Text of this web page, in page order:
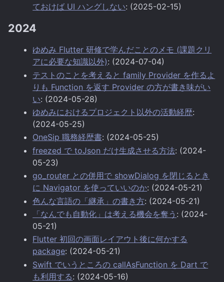
ておけば UI ハングしない: (2025-02-15)
2024
ゆめみ Flutter 研修で学んだことのメモ (課題クリ
アに必要な知識以外): (2024-07-04)
テストのことを考えると family Provider を作るよ
りも Function を返す Provider の方が書き味がい
い: (2024-05-28)
ゆめみにおけるプロジェクト以外の活動経歴:
(2024-05-25)
OneSip 職務経歴書: (2024-05-25)
freezed で toJson だけ生成させる方法: (2024-
05-23)
go_router との併用で showDialog を閉じるとき
に Navigator を使っていいのか: (2024-05-21)
色んな言語の「継承」の書き方: (2024-05-21)
「なんでも自動化」は考える機会を奪う : (2024-
05-21)
Flutter 初回の画面レイアウト後に何かする
package: (2024-05-21)
Swift でいうところの callAsFunction を Dart で
も利用する: (2024-05-16)